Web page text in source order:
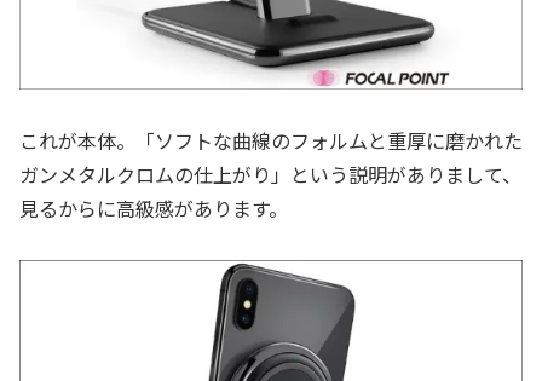
これが本体。「ソフトな曲線のフォルムと重厚に磨かれた
ガンメタルクロムの仕上がり」という説明がありまして、
見るからに高級感があります。